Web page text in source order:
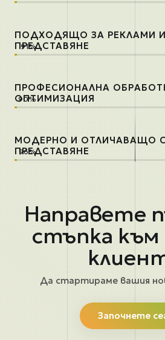
ПОДХОДЯЩО ЗА РЕКЛАМИ И
ПРЕДСТАВЯНЕ
ПРОФЕСИОНАЛНА
ОПТИМИЗАЦИЯ
МОДЕРНО И ОТЛИЧАВАЩО
ПРЕДСТАВЯНЕ
Направете
стъпка към
Да стартираме вашия
Започнете